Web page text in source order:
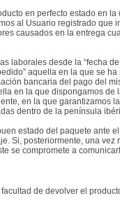
en perfecto estado en
al Usuario registrado
causados en la entrega
laborales desde la “fecha
aquella en la que se
bancaria del pago del
en la que dispongamos
en la que garantizamos
dentro de la península
estado del paquete ante
Si, posteriormente, una
se compromete a
de devolver el